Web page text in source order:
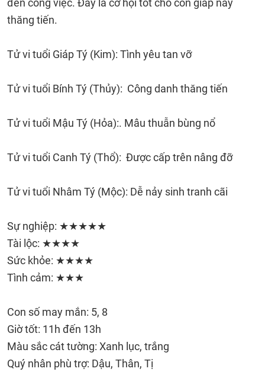
đến công việc. Đây là cơ hội tốt cho con giáp này
thăng tiến.
Tử vi tuổi Giáp Tý (Kim): Tình yêu tan vỡ
Tử vi tuổi Bính Tý (Thủy): Công danh thăng tiến
Tử vi tuổi Mậu Tý (Hỏa):. Mâu thuẫn bùng nổ
Tử vi tuổi Canh Tý (Thổ): Được cấp trên nâng đỡ
Tử vi tuổi Nhâm Tý (Mộc): Dễ nảy sinh tranh cãi
Sự nghiệp: ★★★★★
Tài lộc: ★★★★
Sức khỏe: ★★★★
Tình cảm: ★★★
Con số may mắn: 5, 8
Giờ tốt: 11h đến 13h
Màu sắc cát tường: Xanh lục, trắng
Quý nhân phù trợ: Dậu, Thân, Tị